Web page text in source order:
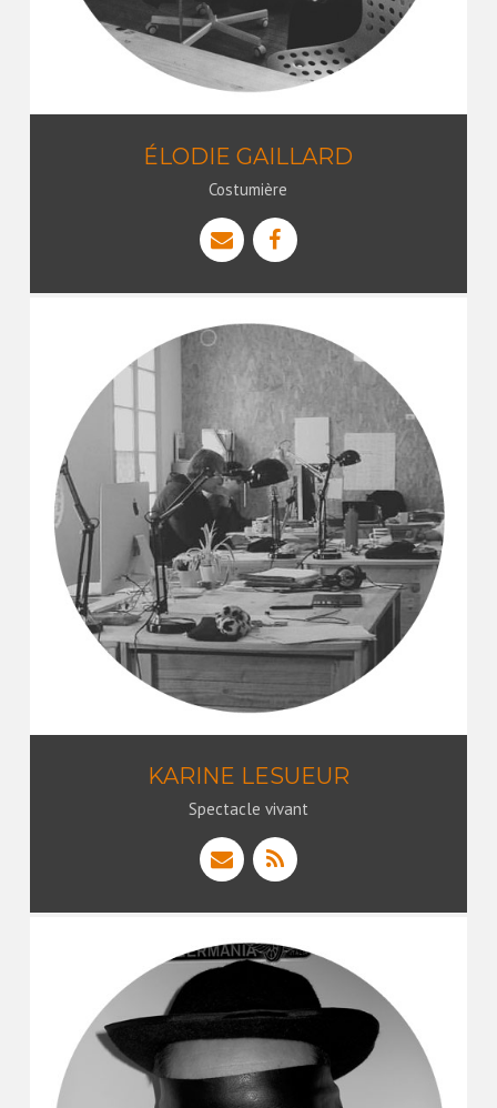
ÉLODIE GAILLARD
Costumière
KARINE LESUEUR
Spectacle vivant